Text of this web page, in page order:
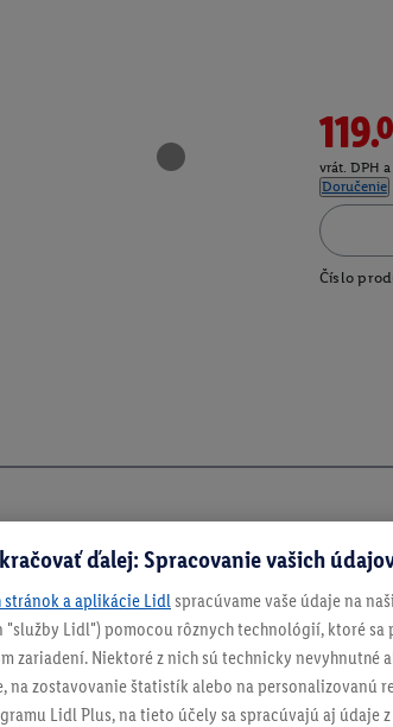
vrát. DPH a
Doručenie
Číslo
ďalej: Spracovanie vašich
a aplikácie Lidl spracúvame vaše údaje na
Lidl") pomocou rôznych technológií, ktoré
zariadení. Niektoré z nich sú technicky nevyhnutné
na zostavovanie štatistík alebo na personalizovanú
Lidl Plus, na tieto účely sa spracúvajú aj údaje